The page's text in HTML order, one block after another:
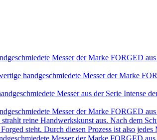
Messer der Marke FORGED
handgeschmiedete Messer der Marke
Messer aus der Serie Intense
Messer der Marke FORGED
reine Handwerkskunst aus. Nach dem
steht. Durch diesen Prozess ist also
Messer der Marke FORGED